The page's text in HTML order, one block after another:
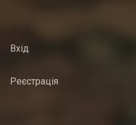
Вхід
Реєстрація